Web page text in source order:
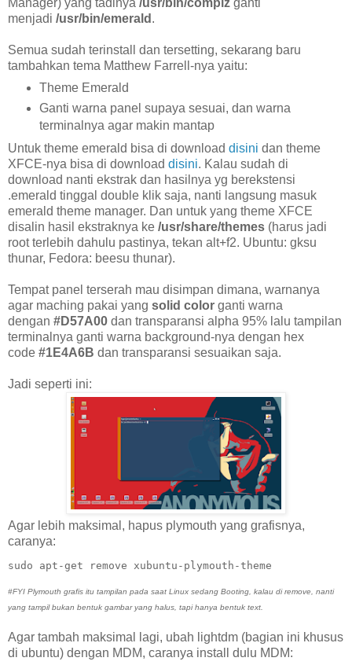
menjadi /usr/bin/emerald .
Semua sudah terinstall dan tersetting, sekarang baru
tambahkan tema Matthew Farrell-nya yaitu:
Theme Emerald
Ganti warna panel supaya sesuai, dan warna
terminalnya agar makin mantap
Untuk theme emerald bisa di download disini dan theme
XFCE-nya bisa di download disini. Kalau sudah di
download nanti ekstrak dan hasilnya yg berekstensi
.emerald tinggal double klik saja, nanti langsung masuk
emerald theme manager. Dan untuk yang theme XFCE
disalin hasil ekstraknya ke /usr/share/themes (harus jadi
root terlebih dahulu pastinya, tekan alt+f2. Ubuntu: gksu
thunar, Fedora: beesu thunar).
Tempat panel terserah mau disimpan dimana, warnanya
agar maching pakai yang solid color ganti warna
dengan #D57A00 dan transparansi alpha 95% lalu tampilan
terminalnya ganti warna background-nya dengan hex
code #1E4A6B dan transparansi sesuaikan saja.
Jadi seperti ini:
Agar lebih maksimal, hapus plymouth yang grafisnya,
caranya:
sudo apt-get remove xubuntu-plymouth-theme
#FYI Plymouth grafis itu tampilan pada saat Linux sedang Booting, kalau di remove, nanti
yang tampil bukan bentuk gambar yang halus, tapi hanya bentuk text.
Agar tambah maksimal lagi, ubah lightdm (bagian ini khusus
di ubuntu) dengan MDM, caranya install dulu MDM: